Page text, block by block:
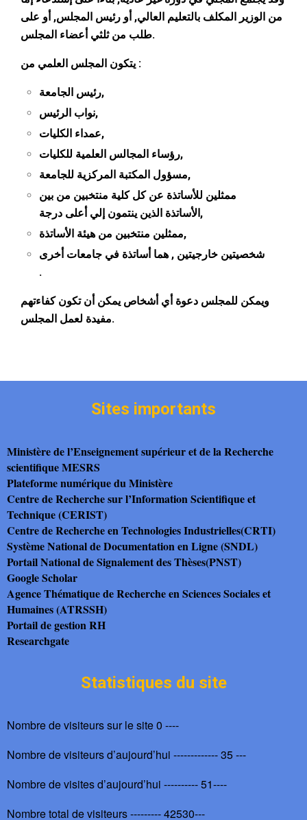
من الوزير المكلف بالتعليم العالي, أو رئيس المجلس, أو على
طلب من ثلثي أعضاء المجلس.
يتكون المجلس العلمي من :
رئيس الجامعة,
نواب الرئيس,
عمداء الكليات,
رؤساء المجالس العلمية للكليات,
مسؤول المكتبة المركزية للجامعة,
ممثلين للأساتذة عن كل كلية منتخبين من بين
الأساتذة الذين ينتمون إلي أعلى درجة,
ممثلين منتخبين من هيئة اﻷساتذة,
شخصيتين خارجيتين , هما أساتذة في جامعات أخرى
.
ويمكن للمجلس دعوة أي أشخاص يمكن أن تكون كفاءتهم
مفيدة لعمل المجلس.
Sites importants
Ministère de l’Enseignement supérieur et de la Recherche
scientifique MESRS
Plateforme numérique du Ministère
Centre de Recherche sur l’Information Scientifique et
Technique (CERIST)
Centre de Recherche en Technologies Industrielles(CRTI)
Système National de Documentation en Ligne (SNDL)
Portail National de Signalement des Thèses(PNST)
Google Scholar
Agence Thématique de Recherche en Sciences Sociales et
Humaines (ATRSSH)
Portail de gestion RH
Researchgate
Statistiques du site
Nombre de visiteurs sur le site 0 ----
Nombre de visiteurs d’aujourd’hui ------------- 35 ---
Nombre de visites d’aujourd’hui ---------- 51----
Nombre total de visiteurs --------- 42530---